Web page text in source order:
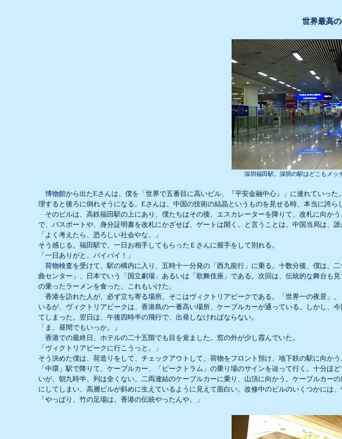
世界最高
深圳福田駅。深圳の駅はどこもメッ
博物館から出たEさんは、僕を「世界で五番目に高いビル、『平安金融中心』」に連れていっ
理すると後ろに倒れそうになる。 Eさんは、中国の技術の結晶というものを見せる時、本当に誇ら
そのビルは、高鉄福田駅の上にあり、僕たちはその後、エスカレーターを降りて、改札に向か
で、パスポートや、身分証明書を改札にかざせば、ゲートは開く。と言うことは、中国当局は、
「よく考えたら、恐ろしい社会やな。」
そう感じる。福田駅で、一日お相手してもらったＥさんに握手をして別れる。
「一日ありがと。バイバイ！」
荷物検査を受けて、駅の構内に入り、五時十一分発の「西九龍行」に乗る。十数分後、僕は、
曲センター」、日本でいう「国立劇場」あるいは「歌舞伎座」である。次回は、伝統的な舞台も
の乗ったラーメンを食った。これもいけた。
香港を訪れた人が、必ず立ち寄る場所、そこはヴィクトリアピークである。「世界一の夜景」
いるが、ヴィクトリアピークは、香港島の一番高い場所、ケーブルカーが通っている。しかし、
てしまった。翌日は、午後四時半の飛行で、出発しなければならない。
「ま、昼間でもいっか。」
香港での最終日、ホテルの二十五階でも目を覚ました。窓の外が少し霞んでいた。
「ヴィクトリアピークに行こうっと。」
そう決めた僕は、荷造りをして、チェックアウトして、荷物をフロント預け、地下鉄の駅に向か
「中環」駅で降りて、ケーブルカー、「ピークトラム」の乗り場のサインを辿って行く。十分
いが、朝九時半、列は全くない。二両連結のケーブルカーに乗り、山頂に向かう。ケーブルカー
にしてしまい、高層ビルが斜めに生えているように見えて面白い。改修中のビルのいくつかには、
「やっぱり、竹の足場は、香港の伝統やったんや。」